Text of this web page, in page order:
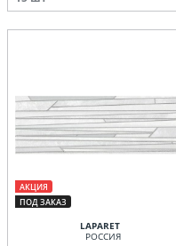
АКЦИЯ
ПОД ЗАКАЗ
LAPARET
РОССИЯ